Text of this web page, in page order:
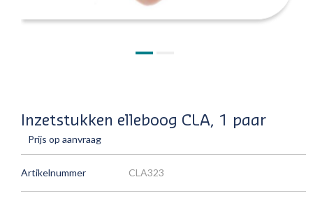
Inzetstukken elleboog CLA, 1 paar
Prijs op aanvraag
Artikelnummer CLA323